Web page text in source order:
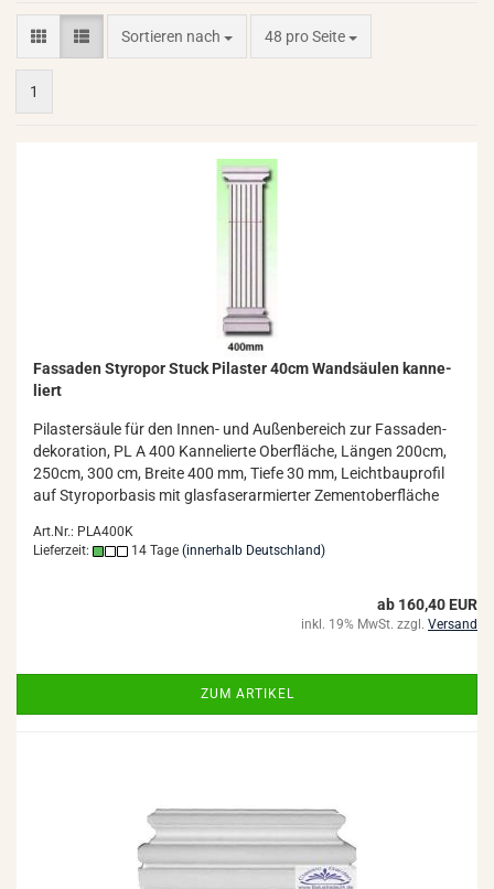
Sortieren nach
Sortieren nach 48 pro Seite
pro Seite
1
Fas­sa­den Sty­ro­por Stuck Pi­las­ter 40cm Wand­säu­len kan­ne­
liert
Pi­las­ter­säu­le für den Innen-​ und Au­ßen­be­reich zur Fas­sa­den­
de­ko­ra­ti­on, PL A 400 Kan­ne­lier­te Ober­flä­che, Län­gen 200cm,
250cm, 300 cm, Brei­te 400 mm, Tiefe 30 mm, Leicht­bau­pro­fil
auf Sty­ro­por­ba­sis mit glas­fa­ser­ar­mier­ter Ze­ment­ober­flä­che
Art.Nr.: PLA400K
Lieferzeit:
14 Tage (innerhalb Deutschland)
ab 160,40 EUR
inkl. 19% MwSt. zzgl. Versand
ZUM ARTIKEL